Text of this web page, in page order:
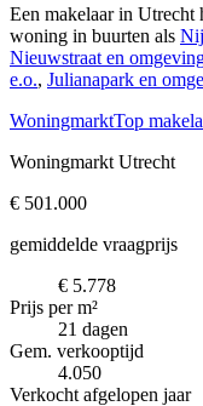
Een makelaar in Utrecht
woning in buurten als
Nieuwstraat en
e.o., Julianapark en
WoningmarktTop
Woningmarkt Utrecht
€ 501.000
gemiddelde vraagprijs
€ 5.778
Prijs per m²
21 dagen
Gem. verkooptijd
4.050
Verkocht afgelopen jaar